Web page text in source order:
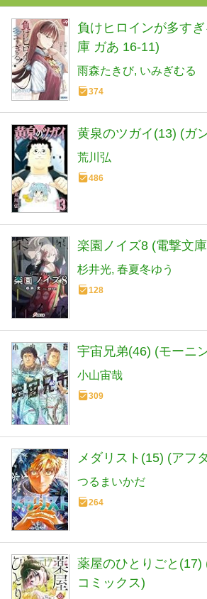
負けヒロインが多す
庫 ガあ 16-11)
雨森たきび いみぎむる
374
黄泉のツガイ(13) (ガ
荒川弘
486
楽園ノイズ8 (電撃文
杉井光 春夏冬ゆう
128
宇宙兄弟(46) (モーニ
小山宙哉
309
メダリスト(15) (アフ
つるまいかだ
264
薬屋のひとりごと(17)
コミックス)